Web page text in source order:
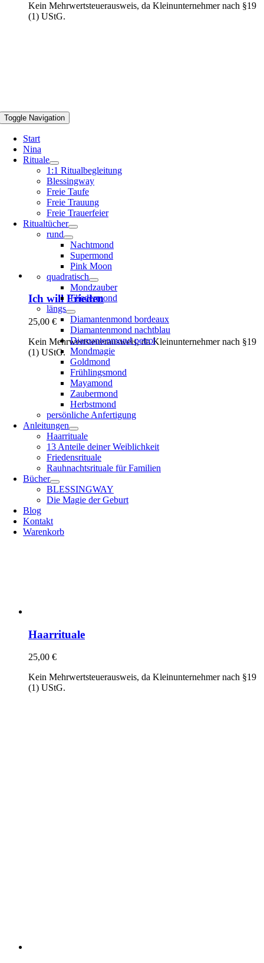
Toggle Navigation
Start
Nina
Rituale
1:1 Ritualbegleitung
Blessingway
Freie Taufe
Freie Trauung
Freie Trauerfeier
Ritualtücher
rund
Nachtmond
Supermond
Pink Moon
quadratisch
Mondzauber
Fliedermond
längs
Diamantenmond bordeaux
Diamantenmond nachtblau
Diamantenmond petrol
Mondmagie
Goldmond
Frühlingsmond
Mayamond
Zaubermond
Herbstmond
persönliche Anfertigung
Anleitungen
Haarrituale
13 Anteile deiner Weiblichkeit
Friedensrituale
Rauhnachtsrituale für Familien
Bücher
BLESSINGWAY
Die Magie der Geburt
Blog
Kontakt
Warenkorb
Kein Mehrwertsteuerausweis, da Kleinunternehmer nach §19
(1) UStG.
Ich will Frieden
25,00 €
Kein Mehrwertsteuerausweis, da Kleinunternehmer nach §19
(1) UStG.
Haarrituale
25,00 €
Kein Mehrwertsteuerausweis, da Kleinunternehmer nach §19
(1) UStG.